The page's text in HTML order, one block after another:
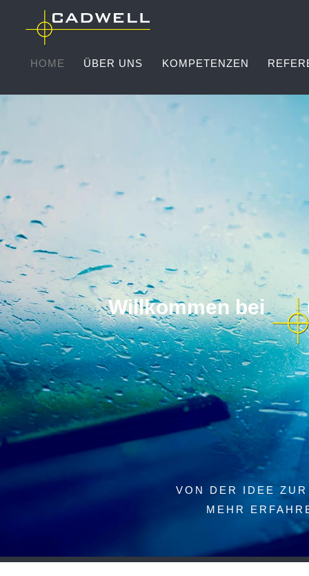
Willkommen bei
Unsere
VON DER IDEE
MEHR
HOME ÜBER UNS KOMPETENZEN